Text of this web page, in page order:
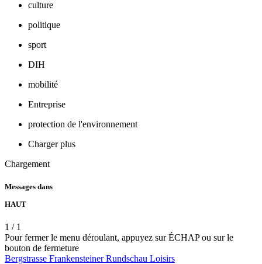
culture
politique
sport
DIH
mobilité
Entreprise
protection de l'environnement
Charger plus
Chargement
Messages dans
HAUT
1 / 1
Pour fermer le menu déroulant, appuyez sur ÉCHAP ou sur le
bouton de fermeture
Bergstrasse Frankensteiner Rundschau Loisirs